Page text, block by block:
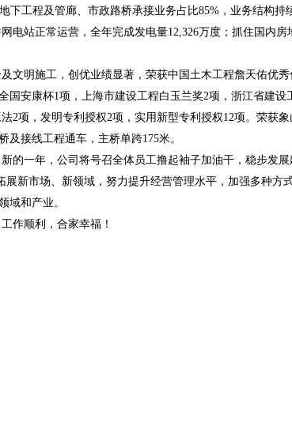
下工程及管廊、市政路桥承接业务占比85% ，业务结构持
电站正常运营，全年完成发电量12,326万度；抓住国内房
文明施工，创优业绩显著，荣获中国土木工程詹天佑优
国安康杯1项，上海市建设工程白玉兰奖2项，浙江省建设
2项，发明专利授权2项，实用新型专利授权12项。荣获象
及接线工程通车，主桥单跨175米。
的一年，公司将号召全体员工撸起袖子加油干，稳步发
展新市场、新领域，努力提升经营管理水平，加强多种方
域和产业。
作顺利，合家幸福！